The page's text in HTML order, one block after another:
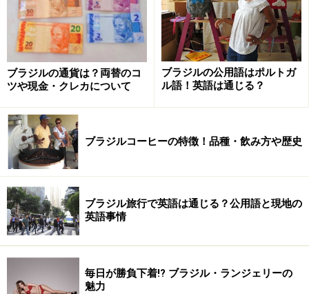
ブラジルの通貨は？両替のコ
ツや現金・クレカについて
ブラジルの公用語はポルトガ
ル語！英語は通じる？
ブラジルコーヒーの特徴！品種・飲み方や歴史
ブラジル旅行で英語は通じる？公用語と現地の
英語事情
毎日が勝負下着!? ブラジル・ランジェリーの
魅力